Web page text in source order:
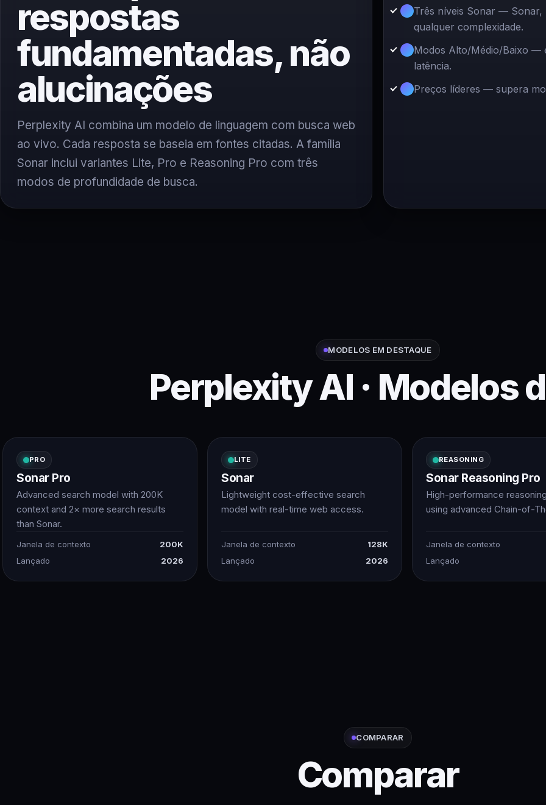
respostas
fundamentadas, não
alucinações
Perplexity AI combina um modelo de linguagem com busca web
ao vivo. Cada resposta se baseia em fontes citadas. A família
Sonar inclui variantes Lite, Pro e Reasoning Pro com três
modos de profundidade de busca.
Três níveis Sonar — Sonar,
qualquer complexidade.
Modos Alto/Médio/Baixo —
latência.
Preços líderes — supera
MODELOS EM DESTAQUE
Perplexity AI · Modelos
PRO
Sonar Pro
Advanced search model with 200K
context and 2× more search results
than Sonar.
Janela de contexto
200K
Lançado
2026
LITE
Sonar
Lightweight cost-effective search
model with real-time web access.
Janela de contexto
128K
Lançado
2026
REASONING
Sonar Reasoning Pro
High-performance
using advanced Chain-of-
Janela de contexto
Lançado
COMPARAR
Comparar